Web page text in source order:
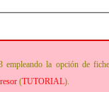
empleando la opción de
(TUTORIAL).